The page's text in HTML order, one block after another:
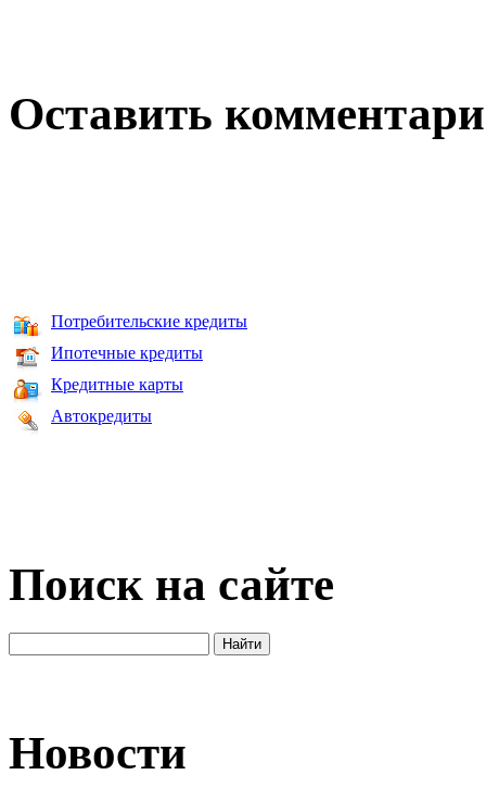
Оставить
Потребительские кредиты
Ипотечные кредиты
Кредитные карты
Автокредиты
Поиск на сайте
Новости